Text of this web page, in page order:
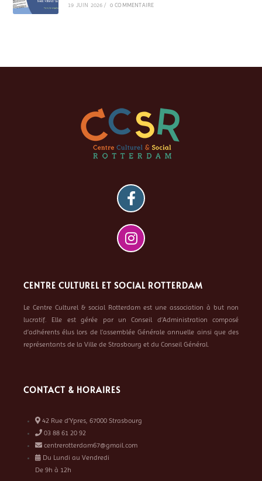
19 JUIN 2026 / 0 COMMENTAIRE
CENTRE CULTUREL ET SOCIAL ROTTERDAM
Le Centre Culturel & social Rotterdam est une association à but non
lucratif. Elle est gérée par un Conseil d’Administration composé
d’adhérents élus lors de l’assemblée Générale annuelle ainsi que des
représentants de la Ville de Strasbourg et du Conseil Général.
CONTACT & HORAIRES
42 Rue d’Ypres, 67000 Strasbourg
03 88 61 20 92
centrerotterdam67@gmail.com
Du Lundi au Vendredi
De 9h à 12h